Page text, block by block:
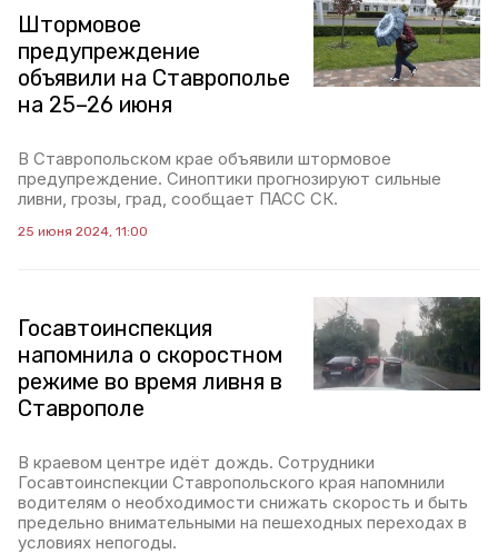
Штормовое
предупреждение
объявили на Ставрополье
на 25–26 июня
В Ставропольском крае объявили штормовое
предупреждение. Синоптики прогнозируют сильные
ливни, грозы, град, сообщает ПАСС СК.
25 июня 2024, 11:00
Госавтоинспекция
напомнила о скоростном
режиме во время ливня в
Ставрополе
В краевом центре идёт дождь. Сотрудники
Госавтоинспекции Ставропольского края напомнили
водителям о необходимости снижать скорость и быть
предельно внимательными на пешеходных переходах в
условиях непогоды.